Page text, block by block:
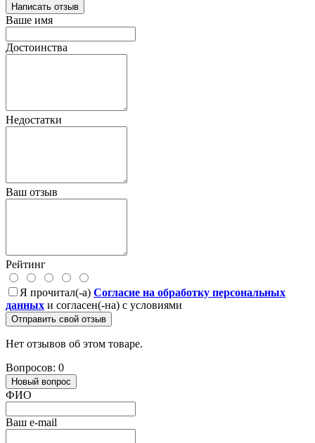
Написать отзыв
Ваше имя
Достоинства
Недостатки
Ваш отзыв
Рейтинг
Я прочитал(-а) Согласие на обработку персональных
данных и согласен(-на) с условиями
Отправить свой отзыв
Нет отзывов об этом товаре.
Вопросов: 0
Новый вопрос
ФИО
Ваш e-mail